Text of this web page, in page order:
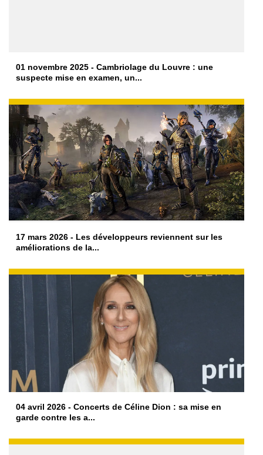
01 novembre 2025 - Cambriolage du Louvre : une
suspecte mise en examen, un...
17 mars 2026 - Les développeurs reviennent sur les
améliorations de la...
04 avril 2026 - Concerts de Céline Dion : sa mise en
garde contre les a...